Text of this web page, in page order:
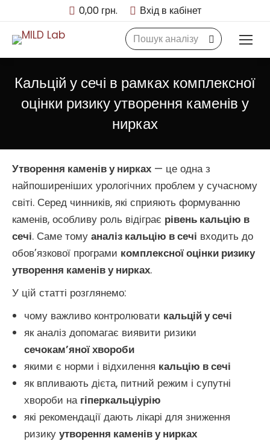
0,00 грн. Вхід в кабінет
Search:
Кальцій у сечі в рамках комплексної
оцінки ризику утворення каменів у
нирках
Утворення каменів у нирках — це одна з
найпоширеніших урологічних проблем у сучасному
світі. Серед чинників, які сприяють формуванню
каменів, особливу роль відіграє рівень кальцію в
сечі. Саме тому аналіз кальцію в сечі входить до
обов’язкової програми комплексної оцінки ризику
утворення каменів у нирках.
У цій статті розглянемо:
чому важливо контролювати кальцій у сечі
як аналіз допомагає виявити ризики
сечокам’яної хвороби
якими є норми і відхилення кальцію в сечі
як впливають дієта, питний режим і супутні
хвороби на гіперкальціурію
які рекомендації дають лікарі для зниження
ризику утворення каменів у нирках